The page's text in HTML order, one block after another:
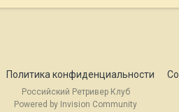
Политика конфиденциальности
Российский Ретривер Клуб
Powered by Invision Community